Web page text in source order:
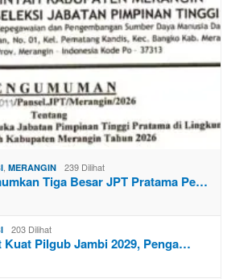
, MERANGIN 239 Dilihat
Tiga Besar JPT Pratama Pe…
203 Dilihat
Kuat Pilgub Jambi 2029, Penga…